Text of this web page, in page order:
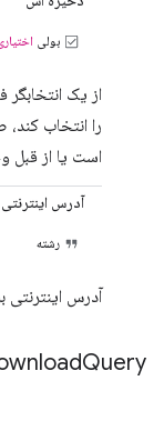
بولی
از یک انتخابگر
را انتخاب کند،
است یا از قبل
آدرس اینترنتی
رشته
آدرس اینترنتی
Query